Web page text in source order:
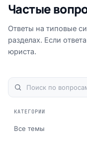
Частые
Ответы на типовые
разделах. Если
юриста.
КАТЕГОРИИ
Все темы